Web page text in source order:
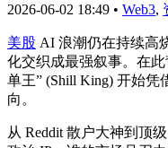
2026-06-02 18:49 • Web3,
美股 AI 浪潮仍在持续高
化交织成最强叙事。在
单王” (Shill King) 开始
向。
从 Reddit 散户大神到顶